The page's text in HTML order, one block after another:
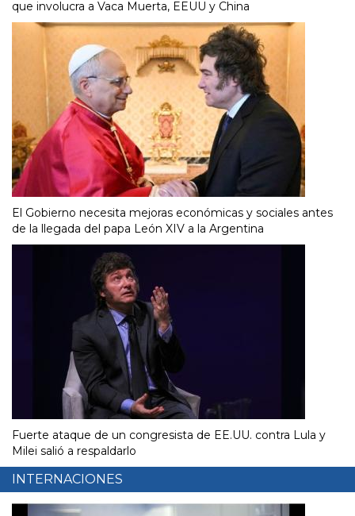
que involucra a Vaca Muerta, EEUU y China
El Gobierno necesita mejoras económicas y sociales antes
de la llegada del papa León XIV a la Argentina
Fuerte ataque de un congresista de EE.UU. contra Lula y
Milei salió a respaldarlo
INTERNACIONES